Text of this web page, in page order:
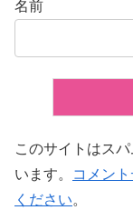
名前
このサイトはス
います。
コメン
ください。